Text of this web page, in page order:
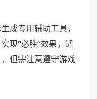
成专用辅助工具，
现“必胜”效果，适
但需注意遵守游戏